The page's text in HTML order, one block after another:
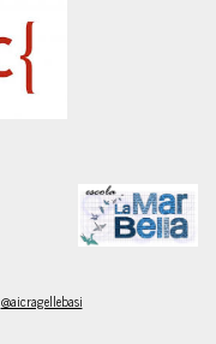
@aicragellebasi